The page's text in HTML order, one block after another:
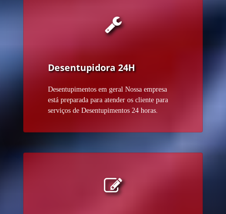
Desentupidora 24H
Desentupimentos em geral Nossa empresa
está preparada para atender os cliente para
serviços de Desentupimentos 24 horas.